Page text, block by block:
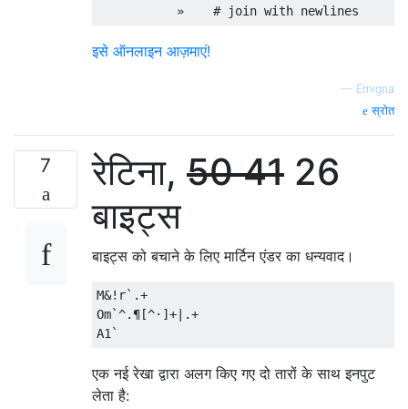
इसे ऑनलाइन आज़माएं!
— Emigna
स्रोत
7 रेटिना, 5041 26
बाइट्स
बाइट्स को बचाने के लिए मार्टिन एंडर का धन्यवाद।
M&!r`.+
Om`^.¶[^·]+|.+
एक नई रेखा द्वारा अलग किए गए दो तारों के साथ इनपुट
लेता है: